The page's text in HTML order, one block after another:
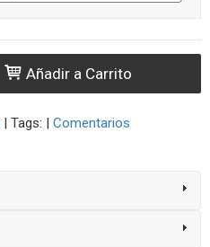
Añadir a Carrito
| Tags: | Comentarios